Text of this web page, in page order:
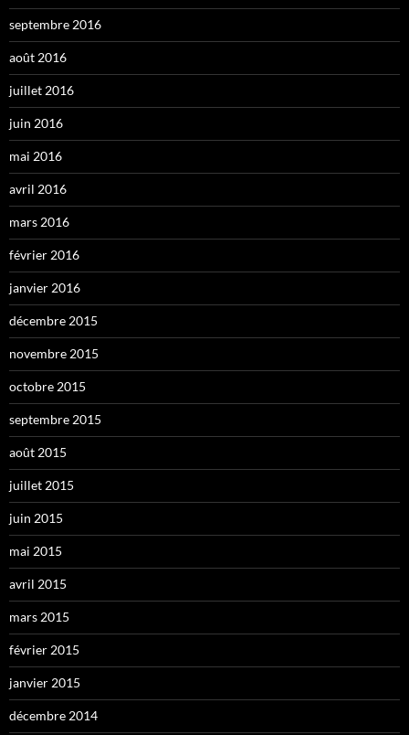
septembre 2016
août 2016
juillet 2016
juin 2016
mai 2016
avril 2016
mars 2016
février 2016
janvier 2016
décembre 2015
novembre 2015
octobre 2015
septembre 2015
août 2015
juillet 2015
juin 2015
mai 2015
avril 2015
mars 2015
février 2015
janvier 2015
décembre 2014